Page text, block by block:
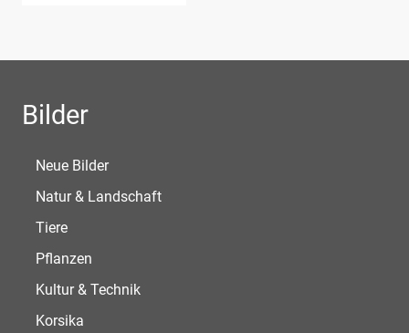
Bilder
Neue Bilder
Natur & Landschaft
Tiere
Pflanzen
Kultur & Technik
Korsika